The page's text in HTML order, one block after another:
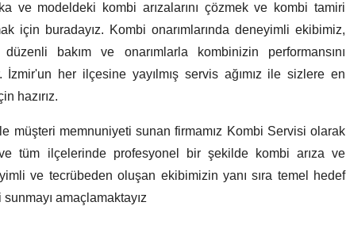
ve modeldeki kombi arızalarını çözmek ve kombi tamiri
için buradayız. Kombi onarımlarında deneyimli ekibimiz,
bakım ve onarımlarla kombinizin performansını
İzmir'un her ilçesine yayılmış servis ağımız ile sizlere en
hazırız.
müşteri memnuniyeti sunan firmamız Kombi Servisi olarak
tüm ilçelerinde profesyonel bir şekilde kombi arıza ve
ve tecrübeden oluşan ekibimizin yanı sıra temel hedef
amaçlamaktayız